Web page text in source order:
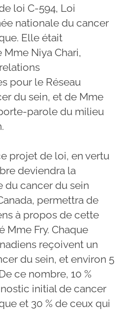
loi C-594, Loi
nationale du cancer
Elle était
Niya Chari,
pour le Réseau
du sein, et de Mme
parole du milieu
projet de loi, en vertu
deviendra la
du cancer du sein
permettra de
à propos de cette
Mme Fry. Chaque
reçoivent un
du sein, et environ 5
ce nombre, 10 %
initial de cancer
et 30 % de ceux qui